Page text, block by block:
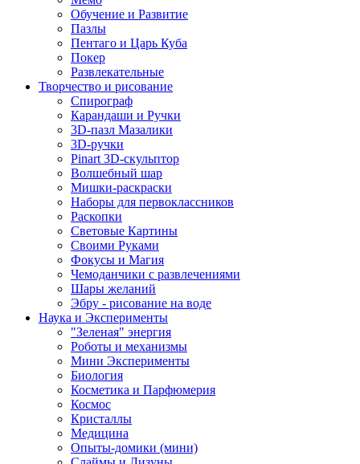
Обучение и Развитие
Пазлы
Пентаго и Царь Куба
Покер
Развлекательные
Творчество и рисование
Спирограф
Карандаши и Ручки
3D-пазл Мазалики
3D-ручки
Pinart 3D-скульптор
Волшебный шар
Мишки-раскраски
Наборы для первоклассников
Раскопки
Световые Картины
Своими Руками
Фокусы и Магия
Чемоданчики с развлечениями
Шары желаний
Эбру - рисование на воде
Наука и Эксперименты
"Зеленая" энергия
Роботы и механизмы
Мини Эксперименты
Биология
Косметика и Парфюмерия
Космос
Кристаллы
Медицина
Опыты-домики (мини)